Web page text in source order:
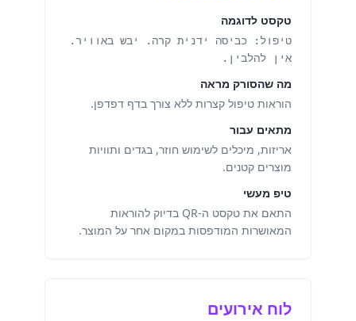
טקסט לדוגמה
טיפול: כביסה ידנית קרה. יבש באוויר.
אין להלבין.
מה שהסורק מראה
הוראות טיפול קצרות ללא צורך בדף דפדפן.
מתאים עבור
אריזות, מיכלים לשימוש חוזר, בגדים ותוויות
מוצרים קטנים.
טיפ מעשי
התאם את טקסט ה-QR בדיוק להוראות
המאושרות המודפסות במקום אחר על המוצר.
לוח אירועים